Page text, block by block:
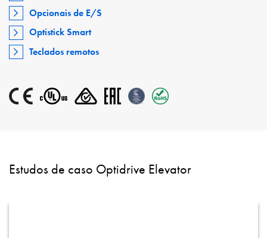
Opcionais de E/S
Optistick Smart
Teclados remotos
Estudos de caso Optidrive Elevator